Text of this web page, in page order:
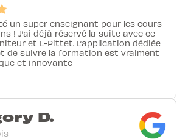
un super enseignant pour les cours
! J’ai déjà réservé la suite avec ce
et L-Pittet. L’application dédiée
de suivre la formation est vraiment
et innovante
D.